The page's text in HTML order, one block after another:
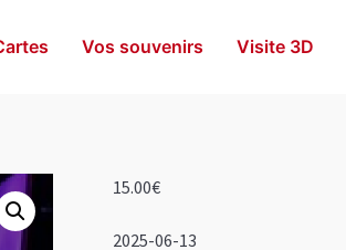
Vos souvenirs Visite 3D
15.00€
2025-06-13